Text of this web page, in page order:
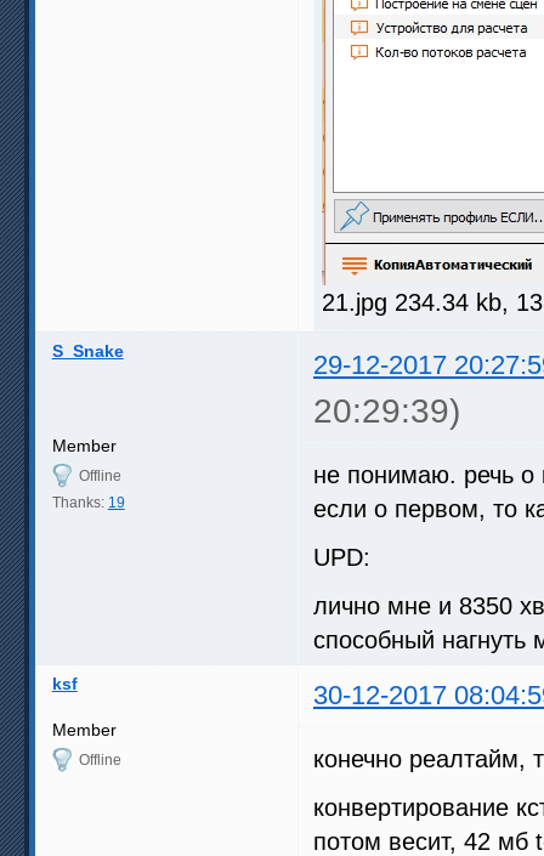
21.jpg 234.34 kb,
S_Snake 29-12-2017
20:29:39)
Member
Offline
Thanks: 19
не понимаю. речь о
если о первом, то
UPD:
лично мне и 8350
способный нагнуть
ksf 30-12-2017
Member
Offline
конечно реалтайм,
конвертирование
потом весит, 42 мб